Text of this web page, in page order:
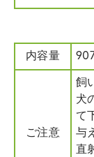
内容量
ご注意
飼
犬
て
与
直